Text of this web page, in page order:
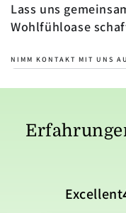
Lass uns
Wohlfühloase
NIMM KONTAKT MIT UNS
Excellent